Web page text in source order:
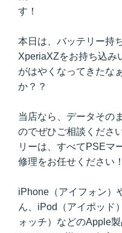
す！
本日は、バッテリー持
XperiaXZをお持ち込み
がはやくなってきたな
か？？
当店なら、データその
のでぜひご相談くださ
リーは、すべてPSEマ
修理をお任せください
iPhone（アイフォン）
ん、iPod（アイポッド
ォッチ）などのApple